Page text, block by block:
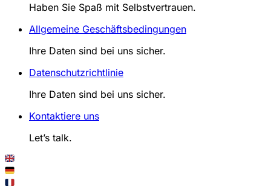
Haben Sie Spaß mit Selbstvertrauen.
Allgemeine Geschäftsbedingungen
Ihre Daten sind bei uns sicher.
Datenschutzrichtlinie
Ihre Daten sind bei uns sicher.
Kontaktiere uns
Let’s talk.